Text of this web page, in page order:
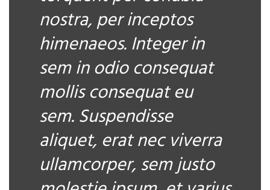
nostra, per inceptos
himenaeos. Integer in
sem in odio consequat
mollis consequat eu
sem. Suspendisse
aliquet, erat nec viverra
ullamcorper, sem justo